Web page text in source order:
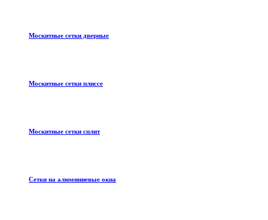
Москитные сетки дверные
Москитные сетки плиссе
Москитные сетки сплит
Сетки на алюминиевые окна